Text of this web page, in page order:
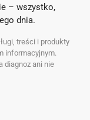
– wszystko,
dnia.
treści i produkty
informacyjnym.
diagnoz ani nie